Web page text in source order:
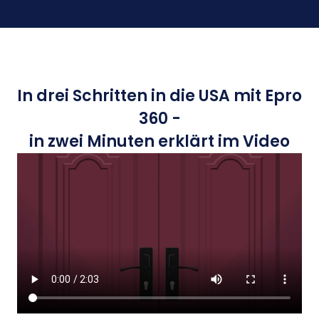
In drei Schritten in die USA mit Epro
360 -
in zwei Minuten erklärt im Video